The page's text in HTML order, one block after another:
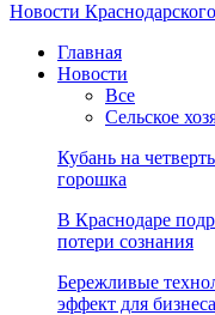
Новости
Главная
Новости
Все
Сельское
Кубань на
горошка
В Краснодаре
потери сознания
Бережливые
эффект для